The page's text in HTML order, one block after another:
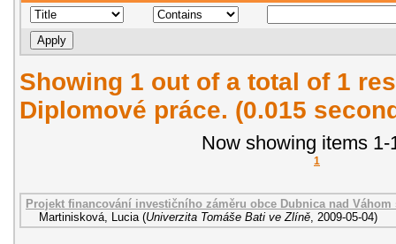
Showing 1 out of a total of 1
Diplomové práce. (0.015
Now showing items 1-
1
Projekt financování investičního záměru obce Dubnica nad
Martinisková, Lucia (Univerzita Tomáše Bati ve Zlíně, 2009-05-04)